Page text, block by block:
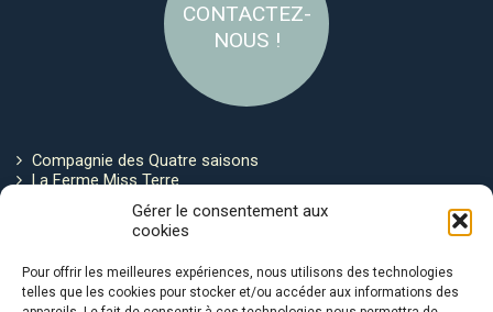
Gérer le consentement aux
cookies
Pour offrir les meilleures expériences, nous utilisons des technologies
telles que les cookies pour stocker et/ou accéder aux informations des
CONTACTEZ-
NOUS !
Compagnie des Quatre saisons
La Ferme Miss Terre
Politique de cookies